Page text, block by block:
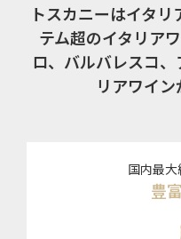
トスカニーはイタ
テム超のイタリア
ロ、バルバレスコ
リアワイン
国内最
豊